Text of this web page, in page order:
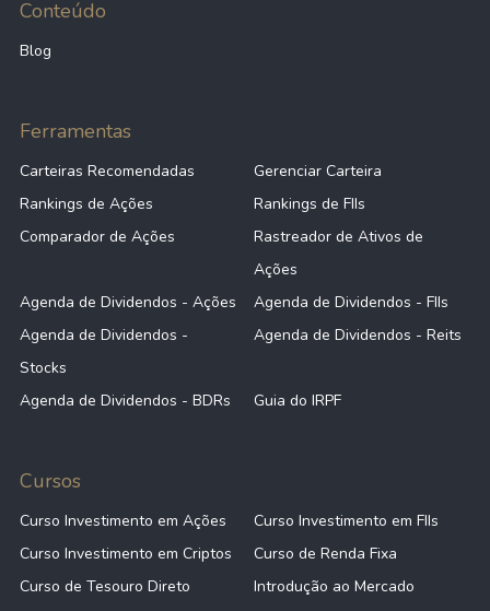
Conteúdo
Blog
Ferramentas
Carteiras Recomendadas
Gerenciar Carteira
Rankings de Ações
Rankings de FIIs
Comparador de Ações
Rastreador de Ativos de
Ações
Agenda de Dividendos - Ações
Agenda de Dividendos - FIIs
Agenda de Dividendos -
Stocks
Agenda de Dividendos - Reits
Agenda de Dividendos - BDRs Guia do IRPF
Cursos
Curso Investimento em Ações
Curso Investimento em FIIs
Curso Investimento em Criptos
Curso de Renda Fixa
Curso de Tesouro Direto
Introdução ao Mercado